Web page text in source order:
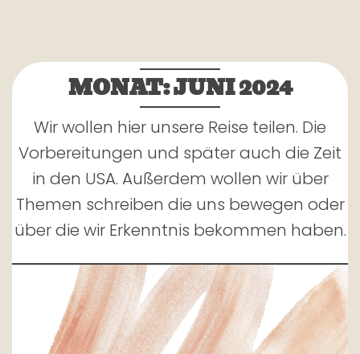
MONAT:JUNI 2024
Wir wollen hier unsere Reise teilen. Die
Vorbereitungen und später auch die Zeit
in den USA. Außerdem wollen wir über
Themen schreiben die uns bewegen oder
über die wir Erkenntnis bekommen haben.